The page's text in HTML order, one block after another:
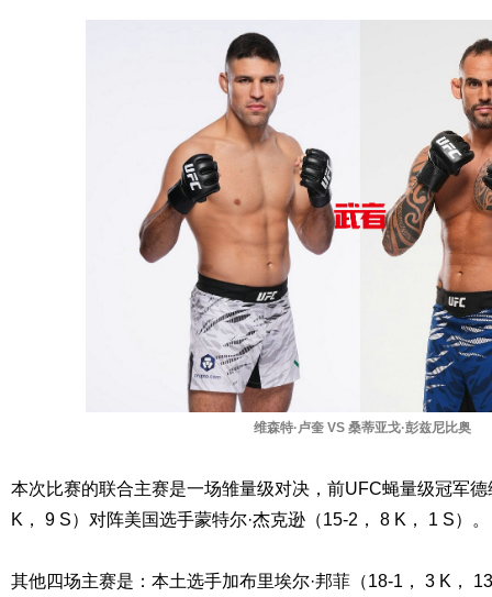
维森特·卢奎 VS 桑蒂亚戈·彭兹尼比奥
本次比赛的联合主赛是一场雏量级对决，前UFC蝇量级冠军德
K， 9 S）对阵美国选手蒙特尔·杰克逊（15-2， 8 K， 1 S）。
其他四场主赛是：本土选手加布里埃尔·邦菲（18-1， 3 K，